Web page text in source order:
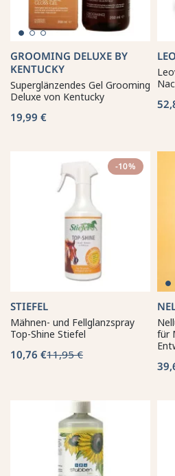
GROOMING DELUXE BY
KENTUCKY
Superglänzendes Gel Grooming
Deluxe von Kentucky
19,99 €
-10%
STIEFEL
Mähnen- und Fellglanzspray
Top-Shine Stiefel
10,76 €11,95 €
für